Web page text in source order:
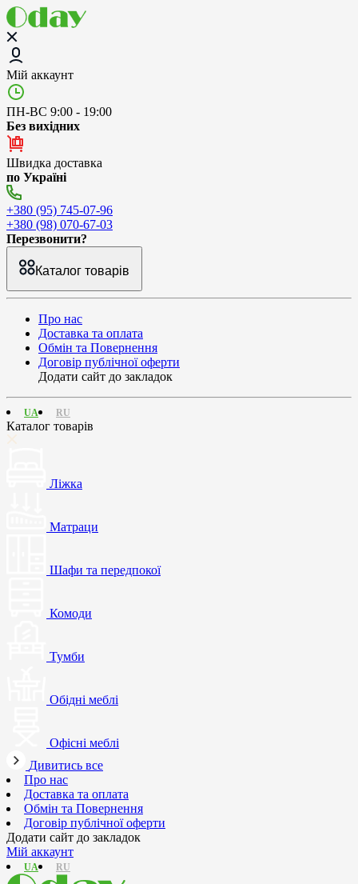
Мій аккаунт
ПН-ВС 9:00 - 19:00
Без вихідних
Швидка доставка
по Україні
+380 (95) 745-07-96
+380 (98) 070-67-03
Перезвонити?
Каталог товарів
Про нас
Доставка та оплата
Обмін та Повернення
Договір публічної оферти
Додати сайт до закладок
RU
UA
Каталог товарів
Ліжка
Матраци
Шафи та передпокої
Комоди
Тумби
Обідні меблі
Офісні меблі
Дивитись все
Про нас
Доставка та оплата
Обмін та Повернення
Договір публічної оферти
Додати сайт до закладок
Мій аккаунт
RU
UA